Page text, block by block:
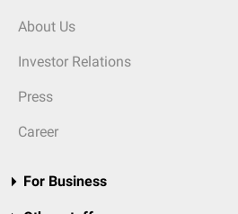
About Us
Investor Relations
Press
Career
For Business